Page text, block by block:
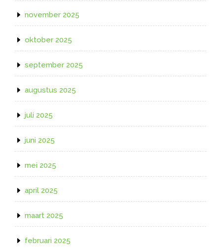
november 2025
oktober 2025
september 2025
augustus 2025
juli 2025
juni 2025
mei 2025
april 2025
maart 2025
februari 2025